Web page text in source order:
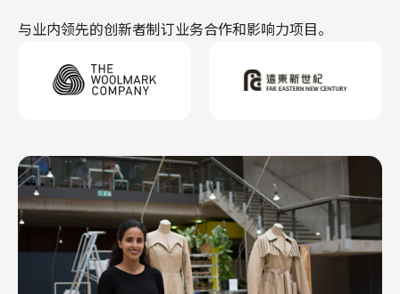
与业内领先的创新者制订业务合作和影响力项目。